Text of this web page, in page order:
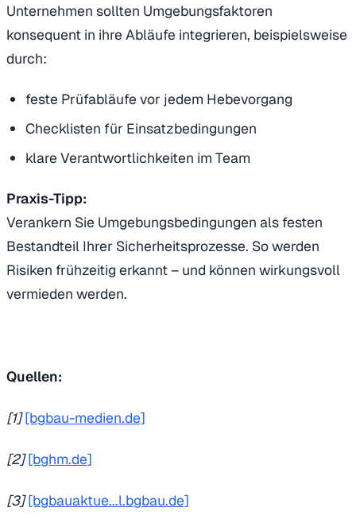
Unternehmen sollten Umgebungsfaktoren
konsequent in ihre Abläufe integrieren, beispielsweise
durch:
feste Prüfabläufe vor jedem Hebevorgang
Checklisten für Einsatzbedingungen
klare Verantwortlichkeiten im Team
Praxis-Tipp:
Verankern Sie Umgebungsbedingungen als festen
Bestandteil Ihrer Sicherheitsprozesse. So werden
Risiken frühzeitig erkannt – und können wirkungsvoll
vermieden werden.
Quellen:
[1][bgbau-medien.de]
[2][bghm.de]
[3][bgbauaktue...l.bgbau.de]